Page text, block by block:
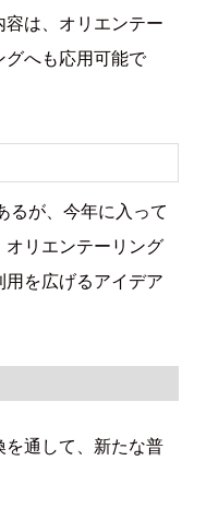
は、オリエンテー
グへも応用可能で
るが、今年に入って
リエンテーリング
を広げるアイデア
通して、新たな普